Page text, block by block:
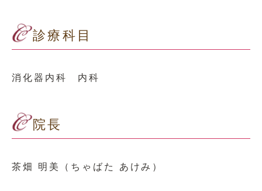
診療科目
消化器内科 内科
院長
茶畑 明美（ちゃばた あけみ）